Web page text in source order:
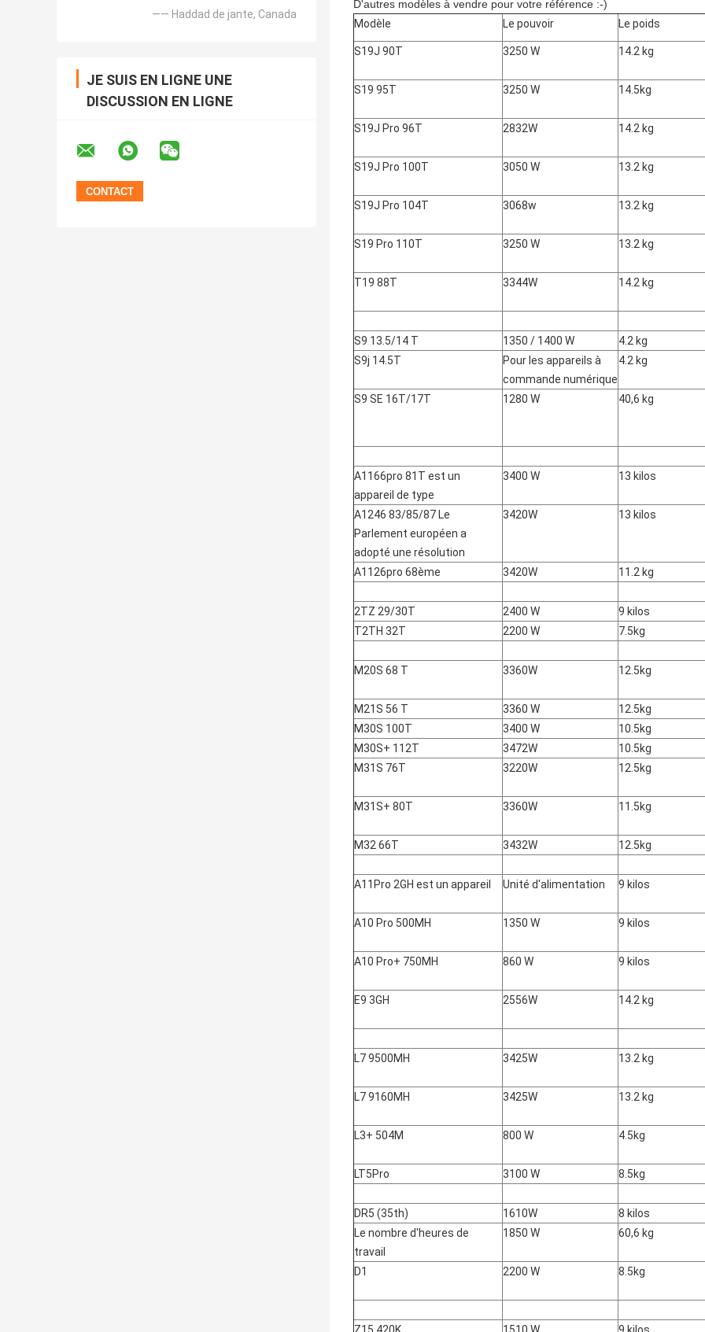
—— Haddad de jante, Canada
JE SUIS EN LIGNE UNE
DISCUSSION EN LIGNE
D'autres modèles à vendre pour votre référence :-)
Modèle
Le pouvoir Le poids
S19J 90T 3250 W 14.2 kg
S19 95T 3250 W 14.5kg
S19J Pro 96T 2832W 14.2 kg
S19J Pro 100T 3050 W 13.2 kg
S19J Pro 104T 3068w 13.2 kg
S19 Pro 110T 3250 W 13.2 kg
T19 88T 3344W 14.2 kg
S9 13.5/14 T 1350 / 1400 W
4.2 kg
S9j 14.5T
Pour les appareils à
commande numérique
4.2 kg
S9 SE 16T/17T 1280 W 40,6 kg
A1166pro 81T est un
appareil de type
3400 W 13 kilos
A1246 83/85/87 Le
Parlement européen a
adopté une résolution
3420W 13 kilos
A1126pro 68ème 3420W 11.2 kg
2TZ 29/30T 2400 W
9 kilos
T2TH 32T
2200 W 7.5kg
M20S 68 T 3360W 12.5kg
M21S 56 T 3360 W
12.5kg
M30S 100T
3400 W
10.5kg
M30S+ 112T
3472W
10.5kg
M31S 76T
3220W 12.5kg
M31S+ 80T 3360W 11.5kg
M32 66T 3432W 12.5kg
A11Pro 2GH est un appareil Unité d'alimentation 9 kilos
A10 Pro 500MH 1350 W 9 kilos
A10 Pro+ 750MH 860 W 9 kilos
E9 3GH 2556W 14.2 kg
L7 9500MH 3425W 13.2 kg
L7 9160MH 3425W 13.2 kg
L3+ 504M 800 W 4.5kg
LT5Pro 3100 W 8.5kg
DR5 (35th) 1610W
8 kilos
Le nombre d'heures de
travail
1850 W 60,6 kg
D1 2200 W 8.5kg